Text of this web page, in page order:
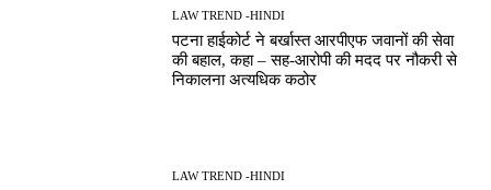
LAW TREND -HINDI
पटना हाईकोर्ट ने बर्खास्त आरपीएफ जवानों की सेवा
की बहाल, कहा – सह-आरोपी की मदद पर नौकरी से
निकालना अत्यधिक कठोर
LAW TREND -HINDI